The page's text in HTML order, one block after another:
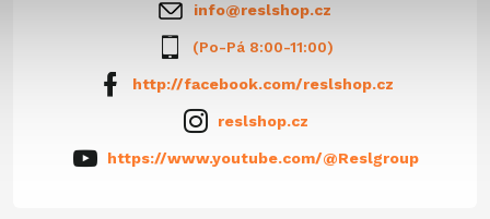
info@reslshop.cz
(Po-Pá 8:00-11:00)
http://facebook.com/reslshop.cz
reslshop.cz
https://www.youtube.com/@Reslgroup